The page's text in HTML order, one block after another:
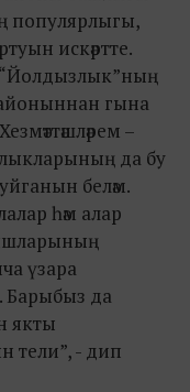
популярлыгы,
искәртте.
гына
–
да бу
беләм.
һәм алар
үзара
да
якты
тели”, - дип